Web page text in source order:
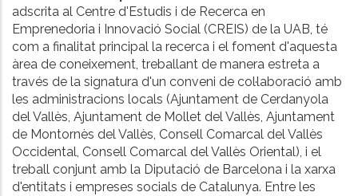
adscrita al Centre d'Estudis i de Recerca en
Emprenedoria i Innovació Social (CREIS) de la UAB, té
com a finalitat principal la recerca i el foment d'aquesta
àrea de coneixement, treballant de manera estreta a
través de la signatura d'un conveni de col·laboració amb
les administracions locals (Ajuntament de Cerdanyola
del Vallès, Ajuntament de Mollet del Vallès, Ajuntament
de Montornès del Vallès, Consell Comarcal del Vallès
Occidental, Consell Comarcal del Vallès Oriental), i el
treball conjunt amb la Diputació de Barcelona i la xarxa
d'entitats i empreses socials de Catalunya. Entre les